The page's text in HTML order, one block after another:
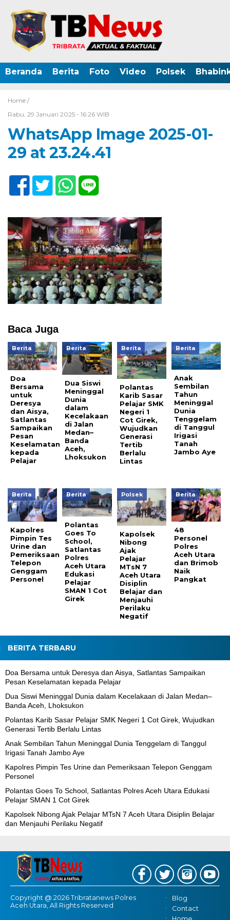
Beranda Berita Foto Video Polsek
Home /
Rabu, 29 Januari 2025 - 16:26 WIB
WhatsApp Image 2025-01-
29 at 23.24.41
Baca Juga
Berita
Doa
Bersama
untuk
Deresya
dan Aisya,
Satlantas
Sampaikan
Pesan
Keselamatan
kepada
Pelajar
Berita
Dua Siswi
Meninggal
Dunia
dalam
Kecelakaan
di Jalan
Medan–
Banda
Aceh,
Lhoksukon
Berita
Polantas
Karib Sasar
Pelajar SMK
Negeri 1
Cot Girek,
Wujudkan
Generasi
Tertib
Berlalu
Lintas
Berita
Anak
Sembilan
Tahun
Meninggal
Dunia
Tenggelam
di Tanggul
Irigasi
Tanah
Jambo Aye
Berita
Kapolres
Pimpin Tes
Urine dan
Pemeriksaan
Telepon
Genggam
Personel
Berita
Polantas
Goes To
School,
Satlantas
Polres
Aceh Utara
Edukasi
Pelajar
SMAN 1 Cot
Girek
Polsek
Kapolsek
Nibong
Ajak
Pelajar
MTsN 7
Aceh Utara
Disiplin
Belajar dan
Menjauhi
Perilaku
Negatif
Berita
48
Personel
Polres
Aceh Utara
dan Brimob
Naik
Pangkat
BERITA TERBARU
Doa Bersama untuk Deresya dan Aisya, Satlantas Sampaikan
Pesan Keselamatan kepada Pelajar
Dua Siswi Meninggal Dunia dalam Kecelakaan di Jalan Medan–
Banda Aceh, Lhoksukon
Polantas Karib Sasar Pelajar SMK Negeri 1 Cot Girek, Wujudkan
Generasi Tertib Berlalu Lintas
Anak Sembilan Tahun Meninggal Dunia Tenggelam di Tanggul
Irigasi Tanah Jambo Aye
Kapolres Pimpin Tes Urine dan Pemeriksaan Telepon Genggam
Personel
Polantas Goes To School, Satlantas Polres Aceh Utara Edukasi
Pelajar SMAN 1 Cot Girek
Kapolsek Nibong Ajak Pelajar MTsN 7 Aceh Utara Disiplin Belajar
dan Menjauhi Perilaku Negatif
Copyright @ 2026 Tribratanews Polres
Aceh Utara, All Rights Reserved
Blog
Contact